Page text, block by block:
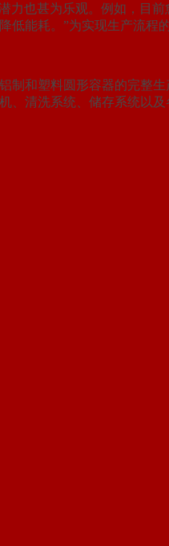
力也甚为乐观。例如，目
能耗。”为实现生产流程
和塑料圆形容器的完整
、清洗系统、储存系统以及